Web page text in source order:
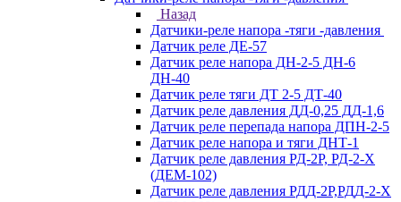
Назад
Датчики-реле напора -тяги -давления
Датчик реле ДЕ-57
Датчик реле напора ДН-2-5 ДН-6
ДН-40
Датчик реле тяги ДТ 2-5 ДТ-40
Датчик реле давления ДД-0,25 ДД-1,6
Датчик реле перепада напора ДПН-2-5
Датчик реле напора и тяги ДНТ-1
Датчик реле давления РД-2Р, РД-2-Х
(ДЕМ-102)
Датчик реле давления РДД-2Р,РДД-2-Х